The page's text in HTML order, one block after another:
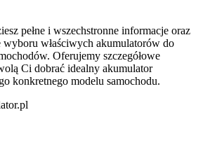
pełne i wszechstronne informacje oraz
wyboru właściwych akumulatorów do
Oferujemy szczegółowe
Ci dobrać idealny akumulator
konkretnego modelu samochodu.